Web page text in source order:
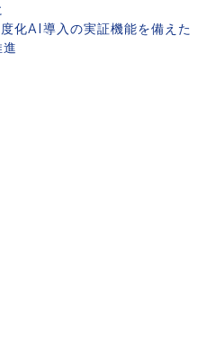
化AI導入の実証機能を備え